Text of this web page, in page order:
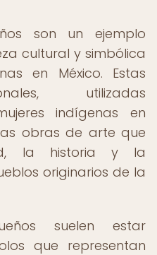
son un ejemplo
cultural y simbólica
en México. Estas
utilizadas
indígenas en
obras de arte que
la historia y la
originarios de la
suelen estar
que representan